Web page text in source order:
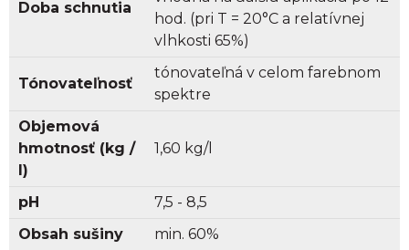
Doba schnutia
hod. (pri T = 20°C a relatívnej
vlhkosti 65%)
Tónovateľnosť
tónovateľná v celom farebnom
spektre
Objemová
hmotnosť (kg /
l)
1,60 kg/l
pH
7,5 - 8,5
Obsah sušiny
min. 60%